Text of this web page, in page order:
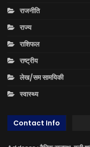
राजनीति
राज्य
राशिफल
राष्ट्रीय
लेख/सम सामयिकी
स्वास्थ्य
Contact Info